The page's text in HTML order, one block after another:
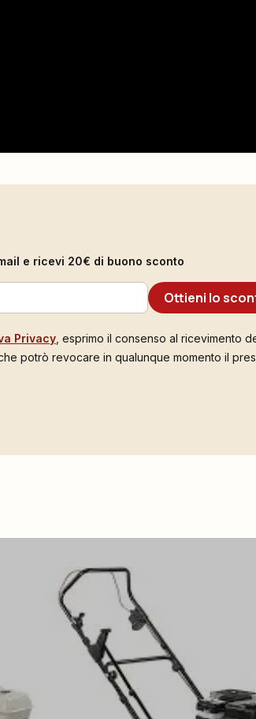
e ricevi 20€ di buono sconto
Ottieni lo
Privacy , esprimo il consenso al ricevimento
potrò revocare in qualunque momento il